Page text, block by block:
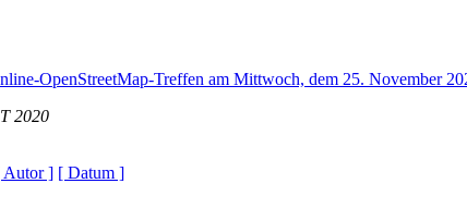
OpenStreetMap-Treffen am Mittwoch, dem 25. November
2020
Autor ] [ Datum ]